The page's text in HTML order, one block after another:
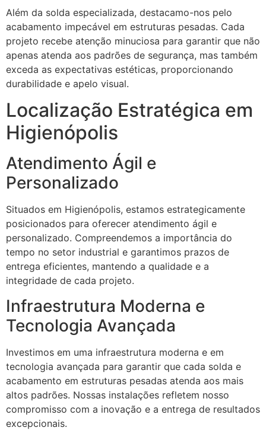
Além da solda especializada, destacamo-nos pelo
acabamento impecável em estruturas pesadas. Cada
projeto recebe atenção minuciosa para garantir que não
apenas atenda aos padrões de segurança, mas também
exceda as expectativas estéticas, proporcionando
durabilidade e apelo visual.
Localização Estratégica em
Higienópolis
Atendimento Ágil e
Personalizado
Situados em Higienópolis, estamos estrategicamente
posicionados para oferecer atendimento ágil e
personalizado. Compreendemos a importância do
tempo no setor industrial e garantimos prazos de
entrega eficientes, mantendo a qualidade e a
integridade de cada projeto.
Infraestrutura Moderna e
Tecnologia Avançada
Investimos em uma infraestrutura moderna e em
tecnologia avançada para garantir que cada solda e
acabamento em estruturas pesadas atenda aos mais
altos padrões. Nossas instalações refletem nosso
compromisso com a inovação e a entrega de resultados
excepcionais.